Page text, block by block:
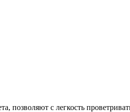
позволяют с легкость